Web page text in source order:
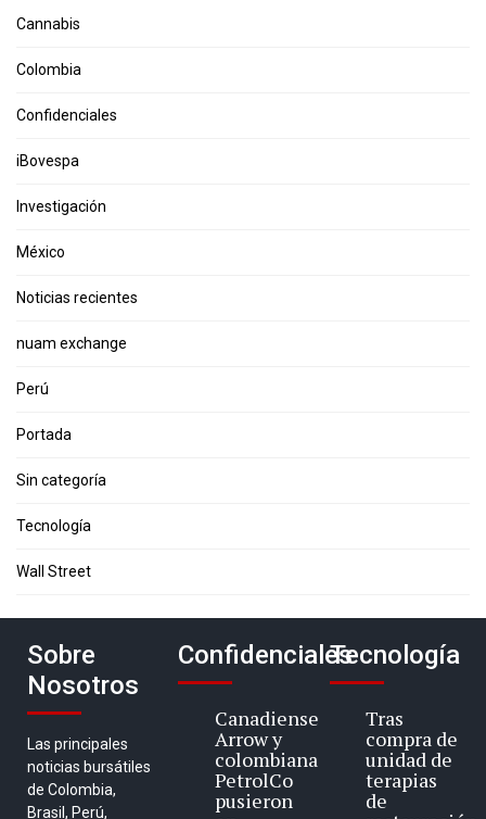
Cannabis
Colombia
Confidenciales
iBovespa
Investigación
México
Noticias recientes
nuam exchange
Perú
Portada
Sin categoría
Tecnología
Wall Street
Sobre
Nosotros
Las principales
noticias bursátiles
de Colombia,
Brasil, Perú,
Confidenciales
Canadiense
Arrow y
colombiana
PetrolCo
pusieron
Tecnología
Tras
compra de
unidad de
terapias
de